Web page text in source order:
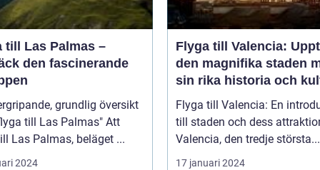
till Las Palmas –
den fascinerande
grundlig översikt
till Las Palmas" Att
Las Palmas, beläget ...
2024
Flyga till Valencia:
den magnifika staden
sin rika historia och
Flyga till Valencia: En
till staden och dess
Valencia, den tredje största...
17 januari 2024